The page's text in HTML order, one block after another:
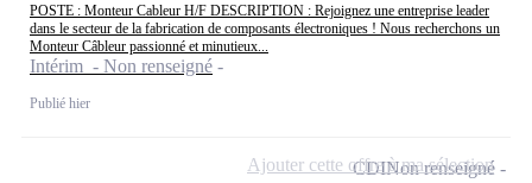
POSTE : Monteur Cableur H/F DESCRIPTION : Rejoignez une entreprise leader
dans le secteur de la fabrication de composants électroniques ! Nous recherchons un
Monteur Câbleur passionné et minutieux...
Intérim - Non renseigné
Publié hier
CDINon renseigné
Ajouter cette offre à ma sélection